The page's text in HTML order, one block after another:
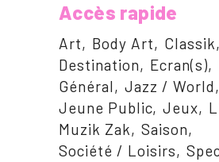
Accès rapide
Art Body Art
Classik
Destination
Ecran(s)
Général
Jazz / World
Jeune Public Jeux
Muzik Zak
Saison
Société / Loisirs